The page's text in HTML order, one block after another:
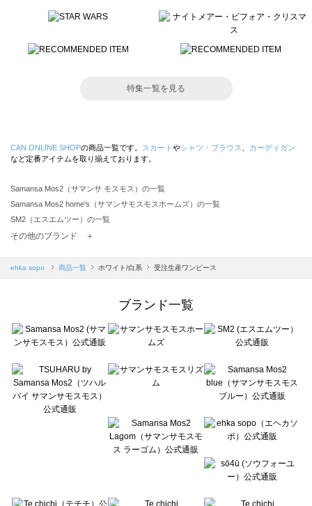
特集一覧を見る
CAN ONLINE SHOPの商品一覧です。 スカート やシャツ・ブラウス
カーディガン
など定番アイテムを取り揃えております。
Samansa Mos2（サマンサ モスモス）の一覧
Samansa Mos2 home's（サマンサモスモスホームズ）の一覧
SM2（エスエムツー）の一覧
TSUHARU by Samansa Mos2（ツハルバイサマンサモスモス）の一覧
Samansa Mos2 blue（サマンサモスモス ブルー）の一覧
Te chichi（テチチ）の一覧
Te chichi CLASSIC（テチチ クラシック）の一覧
Lugnoncure（ルノンキュール）の一覧
BETTY'S BLUE（べティーズブルー）の一覧
Wpc.（ワールドパーティー）の一覧
その他のブランド ＋
ehka sopo 商品一覧 ホワイト/白系 受注生産ワンピース
ブランド一覧